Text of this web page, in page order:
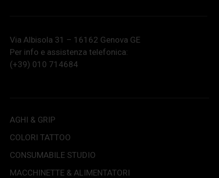
Via Albisola 31 – 16162 Genova GE
Per info e assistenza telefonica:
(+39) 010 714684
AGHI & GRIP
COLORI TATTOO
CONSUMABILE STUDIO
MACCHINETTE & ALIMENTATORI